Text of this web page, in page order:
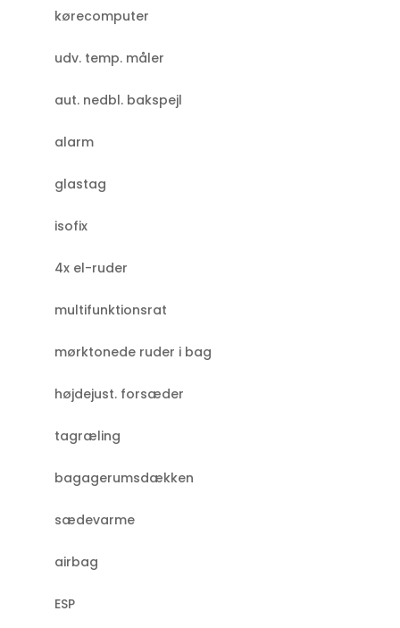
kørecomputer
udv. temp. måler
aut. nedbl. bakspejl
alarm
glastag
isofix
4x el-ruder
multifunktionsrat
mørktonede ruder i bag
højdejust. forsæder
tagræling
bagagerumsdækken
sædevarme
airbag
ESP